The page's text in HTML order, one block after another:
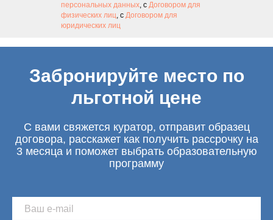
персональных данных, с Договором для
физических лиц, с Договором для
юридических лиц
Забронируйте место по
льготной цене
С вами свяжется куратор, отправит образец
договора, расскажет как получить рассрочку на
3 месяца и поможет выбрать образовательную
программу